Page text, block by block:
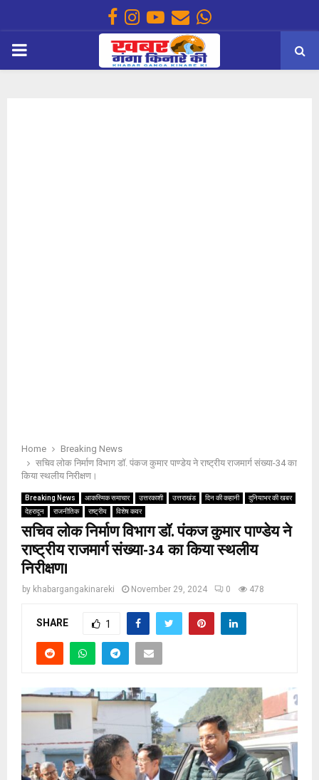
Facebook
Instagram
Youtube
EmailWhatsapp
PRIMARY
Home
Breaking News
सचिव लोक निर्माण विभाग डॉ. पंकज कुमार पाण्डेय ने राष्ट्रीय राजमार्ग संख्या-34 का
किया स्थलीय निरीक्षण।
Breaking News आकस्मिक समाचार उत्तरकाशी उत्तराखंड दिन की कहानी
दुनियाभर की खबर
देहरादून
राजनीतिक राष्ट्रीय विशेष कवर
सचिव लोक निर्माण विभाग डॉ. पंकज कुमार पाण्डेय ने
राष्ट्रीय राजमार्ग संख्या-34 का किया स्थलीय
निरीक्षण।
by khabargangakinareki November 29, 2024 0 478
SHARE 1